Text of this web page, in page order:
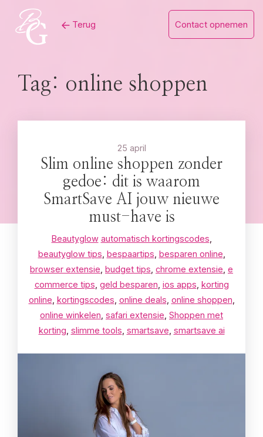
content
Terug Contact opnemen
Tag: online shoppen
25 april
Slim online shoppen zonder
gedoe: dit is waarom
SmartSave AI jouw nieuwe
must-have is
Beautyglow automatisch kortingscodes
beautyglow tips bespaartips besparen online
browser extensie budget tips chrome extensie e
commerce tips geld besparen ios apps korting
online kortingscodes online deals online shoppen
online winkelen safari extensie Shoppen met
korting slimme tools smartsave smartsave ai